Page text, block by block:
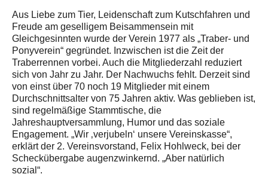
Aus Liebe zum Tier, Leidenschaft zum Kutschfahren und
Freude am geselligem Beisammensein mit
Gleichgesinnten wurde der Verein 1977 als „Traber- und
Ponyverein“ gegründet. Inzwischen ist die Zeit der
Traberrennen vorbei. Auch die Mitgliederzahl reduziert
sich von Jahr zu Jahr. Der Nachwuchs fehlt. Derzeit sind
von einst über 70 noch 19 Mitglieder mit einem
Durchschnittsalter von 75 Jahren aktiv. Was geblieben ist,
sind regelmäßige Stammtische, die
Jahreshauptversammlung, Humor und das soziale
Engagement. „Wir ‚verjubeln‘ unsere Vereinskasse“,
erklärt der 2. Vereinsvorstand, Felix Hohlweck, bei der
Scheckübergabe augenzwinkernd. „Aber natürlich
sozial“.